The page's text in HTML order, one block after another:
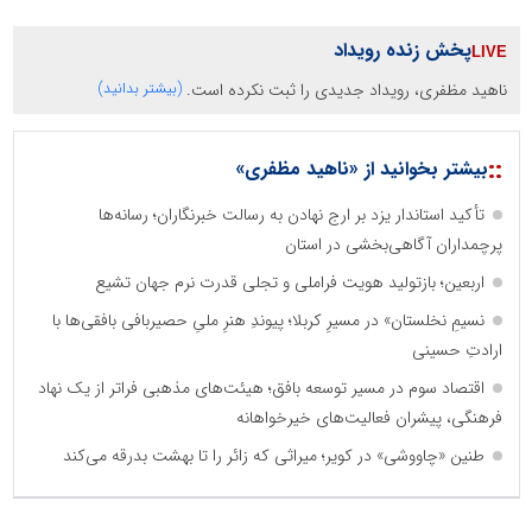
پخش زنده رویداد
ناهید مظفری، رویداد جدیدی را ثبت نکرده است. (بیشتر بدانید)
::بیشتر بخوانید از «ناهید مظفری»
تأکید استاندار یزد بر ارج نهادن به رسالت خبرنگاران؛ رسانه‌ها
پرچمداران آگاهی‌بخشی در استان
اربعین؛ بازتولید هویت فراملی و تجلی قدرت نرم جهان تشیع
نسیمِ نخلستان» در مسیرِ کربلا؛ پیوندِ هنرِ ملیِ حصیربافی بافقی‌ها با
ارادتِ حسینی
اقتصاد سوم در مسیر توسعه بافق؛ هیئت‌های مذهبی فراتر از یک نهاد
فرهنگی، پیشران فعالیت‌های خیرخواهانه
طنین «چاووشی» در کویر؛ میراثی که زائر را تا بهشت بدرقه می‌کند